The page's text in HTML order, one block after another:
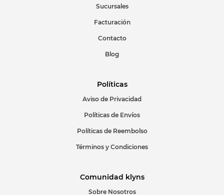
Sucursales
Facturación
Contacto
Blog
Políticas
Aviso de Privacidad
Políticas de Envíos
Políticas de Reembolso
Términos y Condiciones
Comunidad klyns
Sobre Nosotros